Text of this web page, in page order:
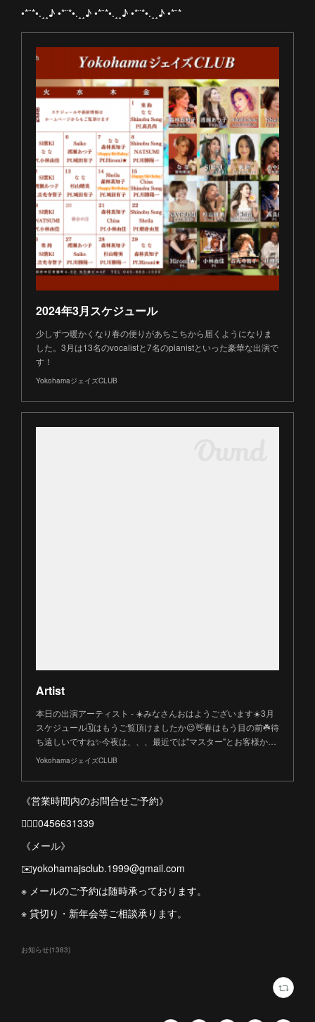
•*¨*•.¸¸♪ •*¨*•.¸¸♪ •*¨*•.¸¸♪ •*¨*•.¸¸♪ •*¨*
2024年3月スケジュール
少しずつ暖かくなり春の便りがあちこちから届くようになりま
した。3月は13名のvocalistと7名のpianistといった豪華な出演で
す！
YokohamaジェイズCLUB
Artist
本日の出演アーティスト - ☀️みなさんおはようございます☀️3月
スケジュール🗓️はもうご覧頂けましたか😉👋春はもう目の前☘️待
ち遠しいですね✨今夜は、、、最近では"マスター"とお客様か…
YokohamaジェイズCLUB
《営業時間内のお問合せご予約》
💁🏻‍♀️0456631339
《メール》
✉️yokohamajsclub.1999@gmail.com
※ メールのご予約は随時承っております。
※ 貸切り・新年会等ご相談承ります。
お知らせ(1383)